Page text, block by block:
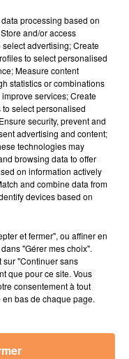
Auto Sport Pau
13h27
13h27
SHAKIRA
processing based on
and/or access
advertising; Create
to select personalised
Measure content
statistics or combinations
services; Create
select personalised
security, prevent and
advertising and content;
technologies may
browsing data to offer
on information actively
and combine data from
devices based on
et fermer", ou affiner en
"Gérer mes choix".
sur "Continuer sans
que pour ce site. Vous
consentement à tout
bas de chaque page.